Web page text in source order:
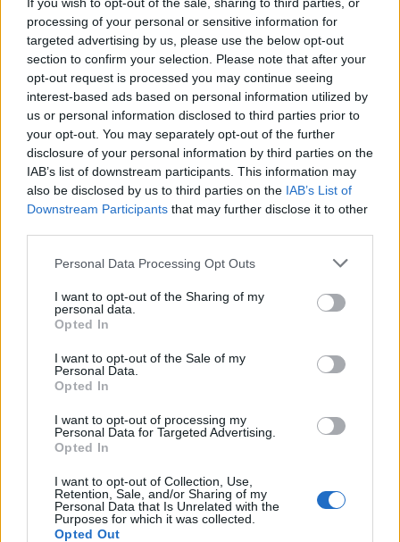
processing of your personal or sensitive information for
targeted advertising by us, please use the below opt-out
section to confirm your selection. Please note that after your
opt-out request is processed you may continue seeing
interest-based ads based on personal information utilized by
us or personal information disclosed to third parties prior to
your opt-out. You may separately opt-out of the further
disclosure of your personal information by third parties on the
IAB’s list of downstream participants. This information may
also be disclosed by us to third parties on the IAB’s List of
Downstream Participants that may further disclose it to other
Personal Data Processing Opt Outs
I want to opt-out of the Sharing of my
personal data.
Opted In
I want to opt-out of the Sale of my
Personal Data.
Opted In
I want to opt-out of processing my
Personal Data for Targeted Advertising.
Opted In
I want to opt-out of Collection, Use,
Retention, Sale, and/or Sharing of my
Personal Data that Is Unrelated with the
Purposes for which it was collected.
Opted Out